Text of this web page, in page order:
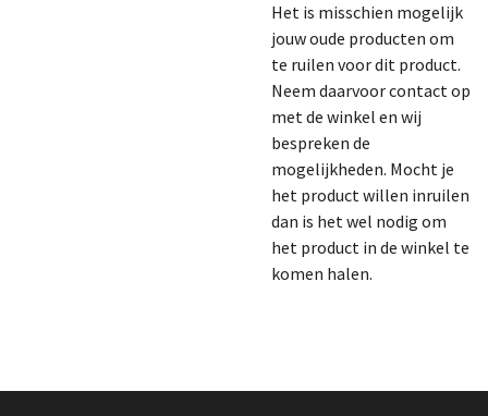
Het is misschien mogelijk
jouw oude producten om
te ruilen voor dit product.
Neem daarvoor contact op
met de winkel en wij
bespreken de
mogelijkheden. Mocht je
het product willen inruilen
dan is het wel nodig om
het product in de winkel te
komen halen.